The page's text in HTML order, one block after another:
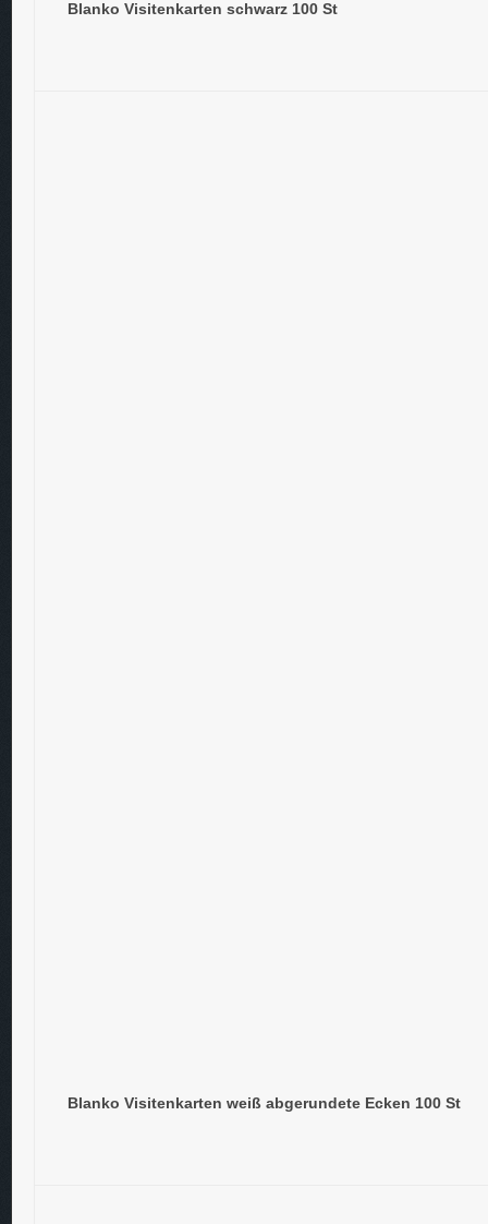
Blanko Visitenkarten schwarz 100 St
Blanko Visitenkarten weiß abgerundete Ecken 100 St